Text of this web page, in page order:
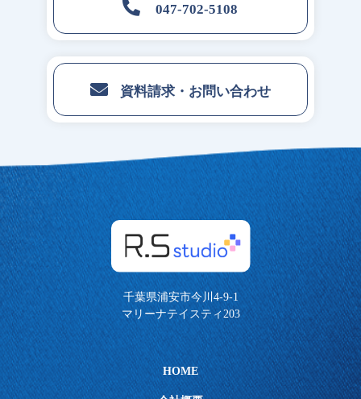
047-702-5108
資料請求・お問い合わせ
千葉県浦安市今川4-9-1
マリーナテイスティ203
HOME